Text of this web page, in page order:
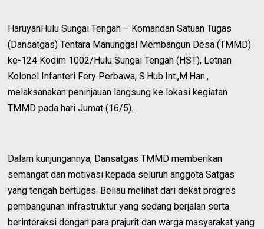
HaruyanHulu Sungai Tengah – Komandan Satuan Tugas
(Dansatgas) Tentara Manunggal Membangun Desa (TMMD)
ke-124 Kodim 1002/Hulu Sungai Tengah (HST), Letnan
Kolonel Infanteri Fery Perbawa, S.Hub.Int.,M.Han.,
melaksanakan peninjauan langsung ke lokasi kegiatan
TMMD pada hari Jumat (16/5).
Dalam kunjungannya, Dansatgas TMMD memberikan
semangat dan motivasi kepada seluruh anggota Satgas
yang tengah bertugas. Beliau melihat dari dekat progres
pembangunan infrastruktur yang sedang berjalan serta
berinteraksi dengan para prajurit dan warga masyarakat yang